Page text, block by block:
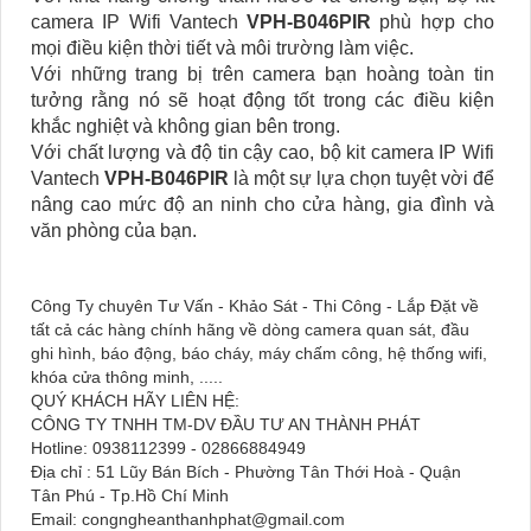
camera IP Wifi VantechVPH-B046PIR phù hợp cho
mọi điều kiện thời tiết và môi trường làm việc.
Với những trang bị trên camera bạn hoàng toàn tin
tưởng rằng nó sẽ hoạt động tốt trong các điều kiện
khắc nghiệt và không gian bên trong.
Với chất lượng và độ tin cậy cao, bộ kit camera IP Wifi
Vantech VPH-B046PIR là một sự lựa chọn tuyệt vời để
nâng cao mức độ an ninh cho cửa hàng, gia đình và
văn phòng của bạn.
Công Ty chuyên Tư Vấn - Khảo Sát - Thi Công - Lắp Đặt về
tất cả các hàng chính hãng về dòng camera quan sát, đầu
ghi hình, báo động, báo cháy, máy chấm công, hệ thống wifi,
khóa cửa thông minh, .....
QUÝ KHÁCH HÃY LIÊN HỆ:
CÔNG TY TNHH TM-DV ĐẦU TƯ AN THÀNH PHÁT
Hotline: 0938112399 - 02866884949
Địa chỉ : 51 Lũy Bán Bích - Phường Tân Thới Hoà - Quận
Tân Phú - Tp.Hồ Chí Minh
Email: congngheanthanhphat@gmail.com